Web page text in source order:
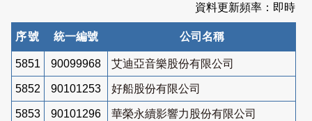
資料更新頻率：即時
序號 統一編號 公司名稱
5851 90099968 艾迪亞音樂股份有限公司
5852 90101253 好船股份有限公司
5853 90101296 華榮永續影響力股份有限公司